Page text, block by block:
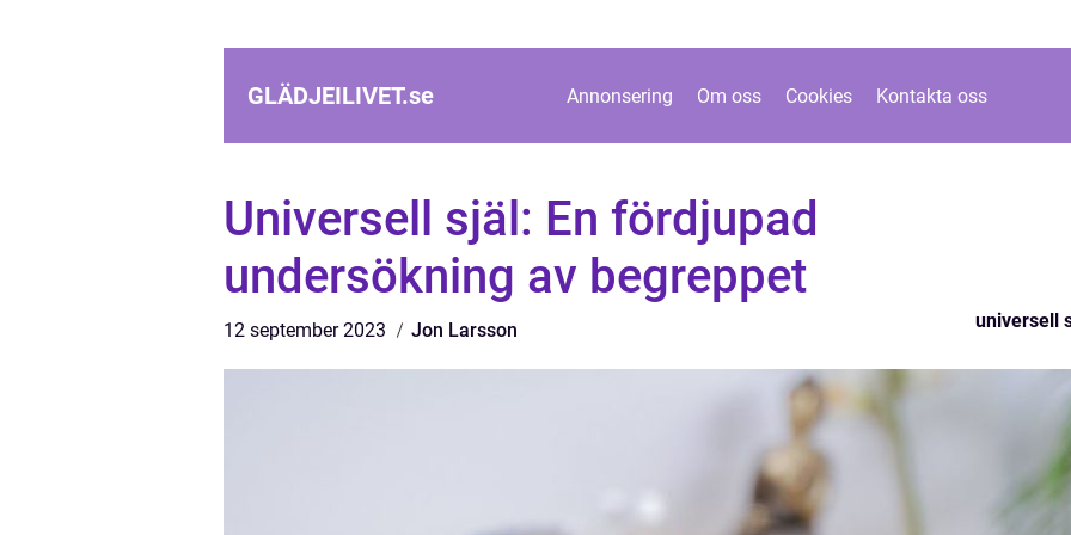
GLÄDJEILIVET.se Annonsering Om oss Cookies Kontakta oss
Universell själ: En fördjupad
undersökning av begreppet
12 september 2023 Jon Larsson universell